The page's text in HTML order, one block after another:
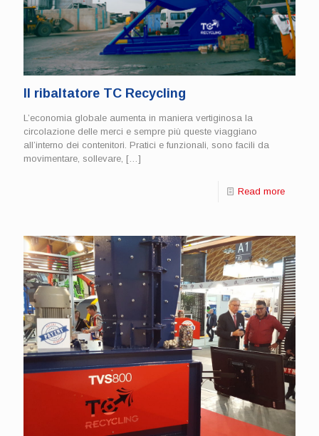
Il ribaltatore TC Recycling
L’economia globale aumenta in maniera vertiginosa la
circolazione delle merci e sempre più queste viaggiano
all’interno dei contenitori. Pratici e funzionali, sono facili da
movimentare, sollevare, […]
Read more